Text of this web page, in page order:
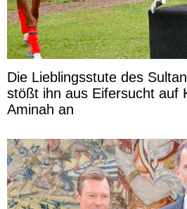
Die Lieblingsstute des
stößt ihn aus Eifersucht auf
Aminah an